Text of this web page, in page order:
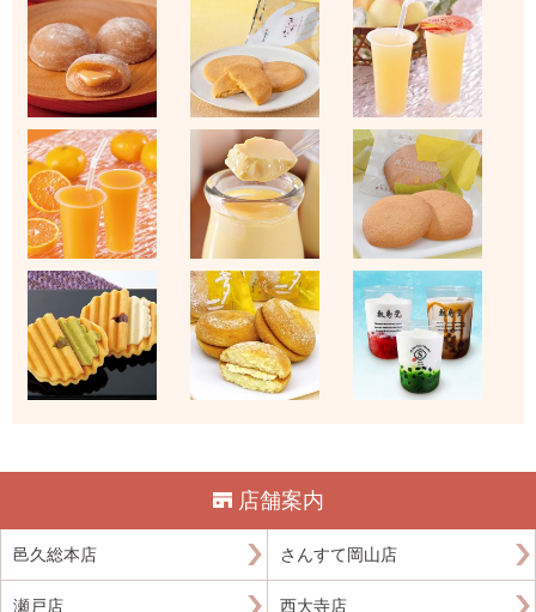
店舗案内
邑久総本店 さんすて岡山店
瀬戸店 西大寺店